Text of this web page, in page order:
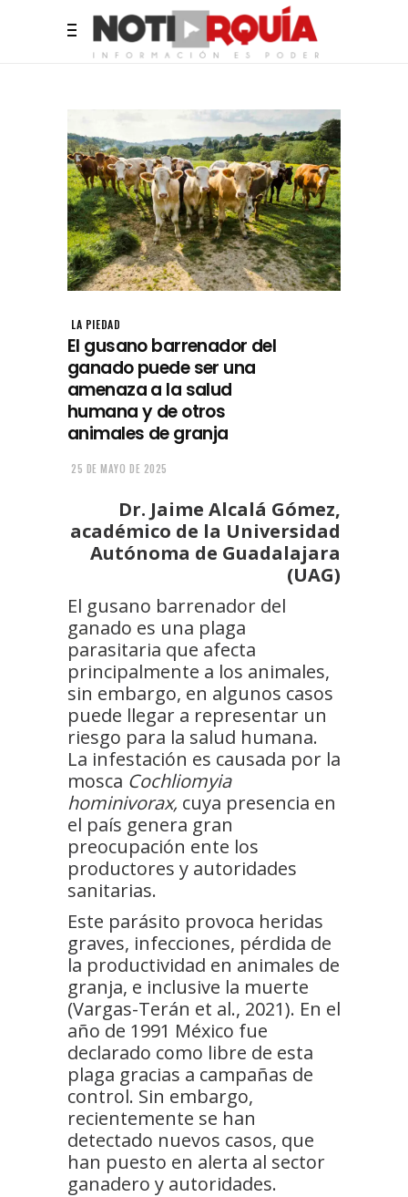
LA PIEDAD
El gusano barrenador del
ganado puede ser una
amenaza a la salud
humana y de otros
animales de granja
25 DE MAYO DE 2025
Dr. Jaime Alcalá Gómez,
académico de la Universidad
Autónoma de Guadalajara
(UAG)
El gusano barrenador del
ganado es una plaga
parasitaria que afecta
principalmente a los animales,
sin embargo, en algunos casos
puede llegar a representar un
riesgo para la salud humana.
La infestación es causada por la
mosca Cochliomyia
hominivorax, cuya presencia en
el país genera gran
preocupación ente los
productores y autoridades
sanitarias.
Este parásito provoca heridas
graves, infecciones, pérdida de
la productividad en animales de
granja, e inclusive la muerte
(Vargas-Terán et al., 2021). En el
año de 1991 México fue
declarado como libre de esta
plaga gracias a campañas de
control. Sin embargo,
recientemente se han
detectado nuevos casos, que
han puesto en alerta al sector
ganadero y autoridades.